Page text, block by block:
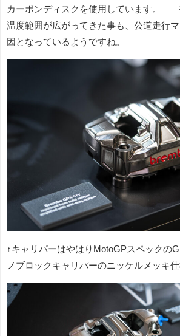
カーボンディスクを使用しています。
温度範囲が広がってきた事も、公道走行
因となっているようですね。
↑キャリパーはやはりMotoGPスペックの
ノブロックキャリパーのニッケルメッキ仕